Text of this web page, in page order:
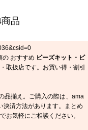
品
の おすすめ ビーズキット・ビ
取扱店です。お買い得・割引
品揃え。ご購入の際は、ama
済方法があります。まとめ
お気軽にご相談ください。